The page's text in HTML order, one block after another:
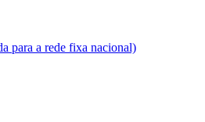
para a rede fixa nacional)